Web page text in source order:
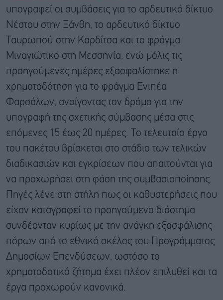
υπογραφεί οι συμβάσεις για το αρδευτικό δίκτυο
Νέστου στην Ξάνθη, το αρδευτικό δίκτυο
Ταυρωπού στην Καρδίτσα και το φράγμα
Μιναγιώτικο στη Μεσσηνία, ενώ μόλις τις
προηγούμενες ημέρες εξασφαλίστηκε η
χρηματοδότηση για το φράγμα Ενιπέα
Φαρσάλων, ανοίγοντας τον δρόμο για την
υπογραφή της σχετικής σύμβασης μέσα στις
επόμενες 15 έως 20 ημέρες. Το τελευταίο έργο
του πακέτου βρίσκεται στο στάδιο των τελικών
διαδικασιών και εγκρίσεων που απαιτούνται για
να προχωρήσει στη φάση της συμβασιοποίησης.
Πηγές λένε στη στήλη πως οι καθυστερήσεις που
είχαν καταγραφεί το προηγούμενο διάστημα
συνδέονταν κυρίως με την ανάγκη εξασφάλισης
πόρων από το εθνικό σκέλος του Προγράμματος
Δημοσίων Επενδύσεων, ωστόσο το
χρηματοδοτικό ζήτημα έχει πλέον επιλυθεί και τα
έργα προχωρούν κανονικά.